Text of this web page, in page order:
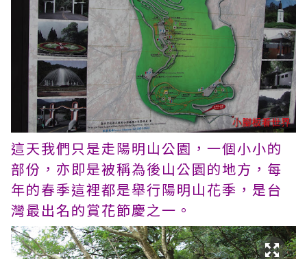
這天我們只是走陽明山公園，一個小小的
部份，亦即是被稱為後山公園的地方，每
年的春季這裡都是舉行陽明山花季，是台
灣最出名的賞花節慶之一。